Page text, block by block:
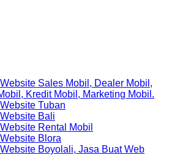
Sales Mobil, Dealer Mobil,
Kredit Mobil, Marketing Mobil.
Tuban
Bali
Rental Mobil
Blora
Boyolali, Jasa Buat Web